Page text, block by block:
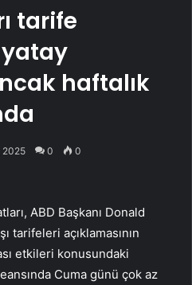
tarife
haftalık
2025 0 0
ABD Başkanı Donald
tarifeleri açıklamasının
etkileri konusundaki
Cuma günü çok az